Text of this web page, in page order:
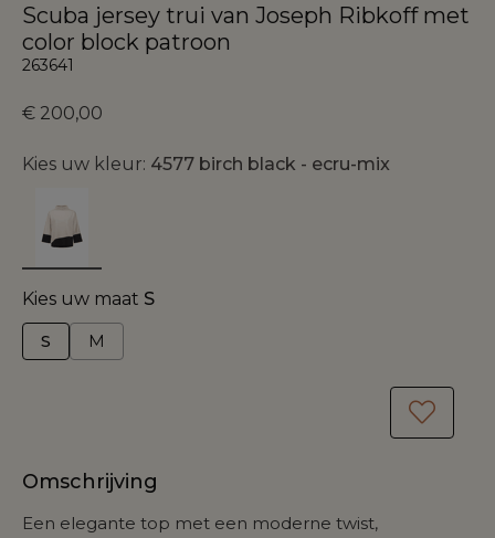
Scuba jersey trui van Joseph Ribkoff met
color block patroon
263641
€ 200,00
Kies uw kleur: 4577 birch black - ecru-mix
Kies uw maat S
S
M
Omschrijving
Een elegante top met een moderne twist,